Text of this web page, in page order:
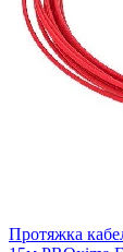
Протяжка